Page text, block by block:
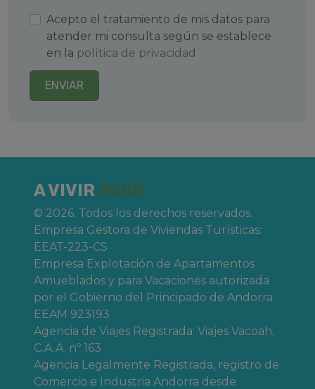
contaminación lumínica.
Ya sea en pareja, en familia o con amigos, aquí
disfrutarás deleclipse de 2026
esplendor, acompañado de tranquilidad, buena
gastronomía y actividades en la naturaleza.
Acepto el tratamiento de mis datos para
atender mi consulta según se establece
en la política de privacidad
ENVIAR
A VIVIR 3000
© 2026. Todos los derechos reservados.
Empresa Gestora de Viviendas Turísticas:
EEAT-223-CS
Empresa Explotación de Apartamentos
Amueblados y para Vacaciones autorizada
por el Gobierno del Principado de Andorra:
EEAM 923193
Agencia de Viajes Registrada: Viajes Vacoah,
C.A.A. nº 163
Agencia Legalmente Registrada, registro de
Comercio e Industria Andorra desde